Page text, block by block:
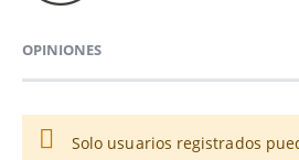
OPINIONES
Solo usuarios registrados